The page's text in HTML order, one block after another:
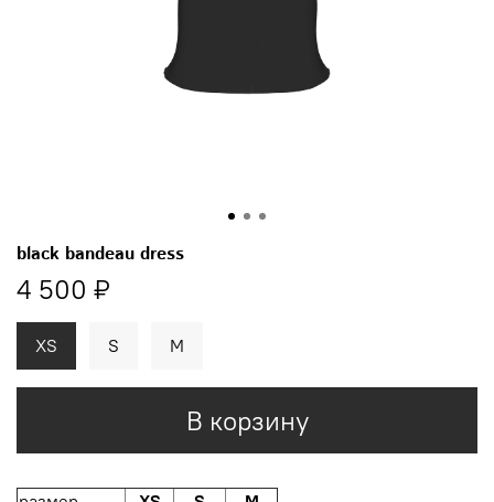
black bandeau dress
4 500 ₽
В корзину
XS S M